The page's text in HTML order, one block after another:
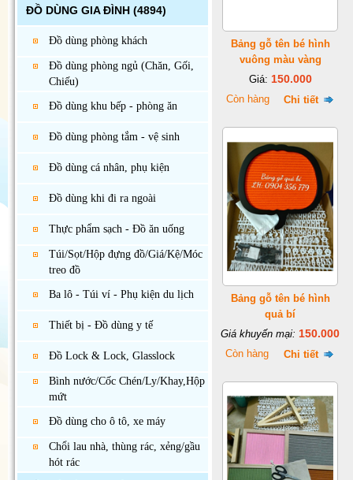
ĐỒ DÙNG GIA ĐÌNH (4894)
Đồ dùng phòng khách
Đồ dùng phòng ngủ (Chăn, Gối,
Chiếu)
Đồ dùng khu bếp - phòng ăn
Đồ dùng phòng tắm - vệ sinh
Đồ dùng cá nhân, phụ kiện
Đồ dùng khi đi ra ngoài
Thực phẩm sạch - Đồ ăn uống
Túi/Sọt/Hộp đựng đồ/Giá/Kệ/Móc
treo đồ
Ba lô - Túi ví - Phụ kiện du lịch
Thiết bị - Đồ dùng y tế
Đồ Lock & Lock, Glasslock
Bình nước/Cốc Chén/Ly/Khay,Hộp
mứt
Đồ dùng cho ô tô, xe máy
Chổi lau nhà, thùng rác, xẻng/gầu
hót rác
Bảng gỗ tên bé hình
vuông màu vàng
Giá: 150.000
Còn hàng Chi tiết
Bảng gỗ tên bé hình
quả bí
Giá khuyến mại: 150.000
Còn hàng Chi tiết